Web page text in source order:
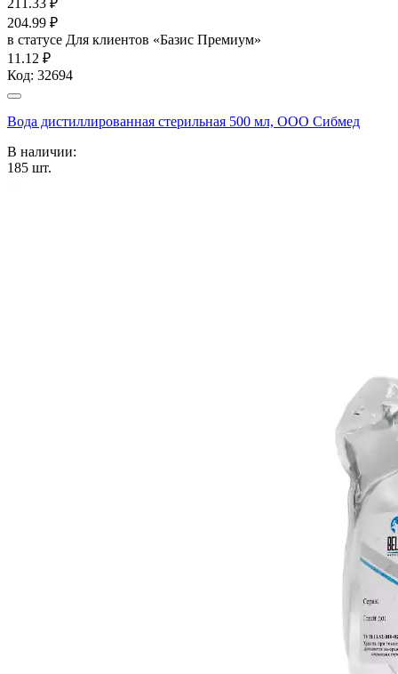
204.99 ₽
в статусе Для клиентов «Базис Премиум»
11.12 ₽
Код: 32694
Вода дистиллированная стерильная 500 мл, ООО Сибмед
В наличии:
185 шт.